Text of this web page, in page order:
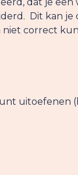
Dit kan je
correct
uitoefenen